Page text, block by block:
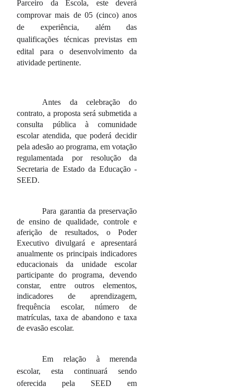
Parceiro da Escola, este deverá
comprovar mais de 05 (cinco) anos
de experiência, além das
qualificações técnicas previstas em
edital para o desenvolvimento da
atividade pertinente.
Antes da celebração do
contrato, a proposta será submetida a
consulta pública à comunidade
escolar atendida, que poderá decidir
pela adesão ao programa, em votação
regulamentada por resolução da
Secretaria de Estado da Educação -
SEED.
Para garantia da preservação
de ensino de qualidade, controle e
aferição de resultados, o Poder
Executivo divulgará e apresentará
anualmente os principais indicadores
educacionais da unidade escolar
participante do programa, devendo
constar, entre outros elementos,
indicadores de aprendizagem,
frequência escolar, número de
matrículas, taxa de abandono e taxa
de evasão escolar.
Em relação à merenda
escolar, esta continuará sendo
oferecida pela SEED em